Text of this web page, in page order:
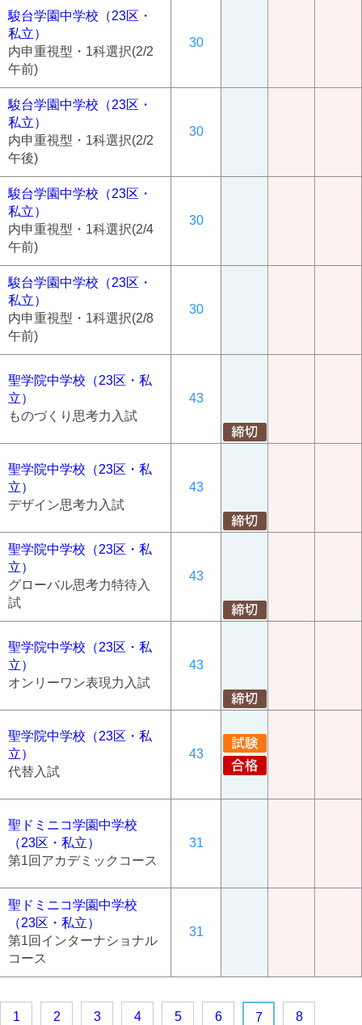
駿台学園中学校（23区・
私立）
内申重視型・1科選択(2/2
午前)
30
駿台学園中学校（23区・
私立）
内申重視型・1科選択(2/2
午後)
30
駿台学園中学校（23区・
私立）
内申重視型・1科選択(2/4
午前)
30
駿台学園中学校（23区・
私立）
内申重視型・1科選択(2/8
午前)
30
聖学院中学校（23区・私
立）
ものづくり思考力入試
43
聖学院中学校（23区・私
立）
デザイン思考力入試
43
聖学院中学校（23区・私
立）
グローバル思考力特待入
試
43
聖学院中学校（23区・私
立）
オンリーワン表現力入試
43
聖学院中学校（23区・私
立）
代替入試
43
聖ドミニコ学園中学校
（23区・私立）
第1回アカデミックコース
31
聖ドミニコ学園中学校
（23区・私立）
第1回インターナショナル
コース
31
1 2 3 4 5 6 7 8